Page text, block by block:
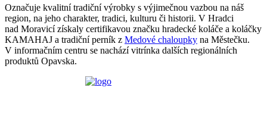
Označuje kvalitní tradiční výrobky s výjimečnou vazbou na náš
region, na jeho charakter, tradici, kulturu či historii. V Hradci
nad Moravicí získaly certifikavou značku hradecké koláče a koláčky
KAMAHAJ a tradiční perník z Medové chaloupky na Městečku.
V informačním centru se nachází vitrínka dalších regionálních
produktů Opavska.